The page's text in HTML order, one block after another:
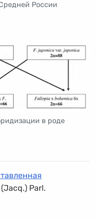
России
в роде
Parl.